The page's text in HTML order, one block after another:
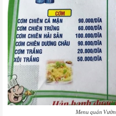
Menu quán